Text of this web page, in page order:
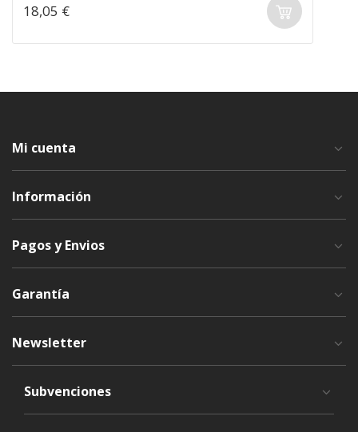
18,05 €
Mi cuenta
Información
Pagos y Envios
Garantía
Newsletter
Subvenciones